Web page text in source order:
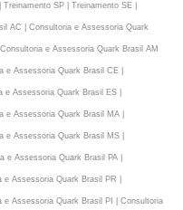
SP | Treinamento SE |
AC | Consultoria e Assessoria Quark
e Assessoria Quark Brasil AM
e Assessoria Quark Brasil CE |
Assessoria Quark Brasil ES |
Assessoria Quark Brasil MA |
Assessoria Quark Brasil MS |
Assessoria Quark Brasil PA |
Assessoria Quark Brasil PR |
Assessoria Quark Brasil PI | Consultoria